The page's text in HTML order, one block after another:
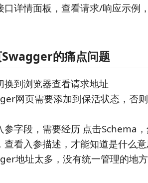
口详情面板，查看请求/响应示例
的痛点问题
换到浏览器查看请求地址
网页需要添加到保活状态，否
参字段，需要经历 点击Schema
查看入参描述，才能知道是什么
地址太多，没有统一管理的地方